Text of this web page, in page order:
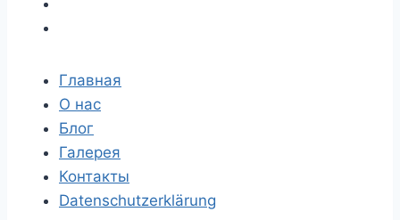
Главная
О нас
Блог
Галерея
Контакты
Datenschutzerklärung